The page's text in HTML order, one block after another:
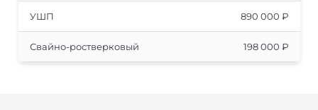
УШП 890 000 ₽
Свайно-ростверковый 198 000 ₽